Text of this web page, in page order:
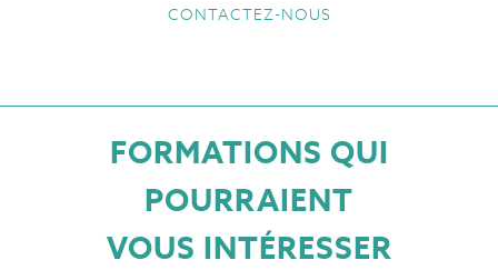
CONTACTEZ-NOUS
FORMATIONS QUI
POURRAIENT
VOUS INTÉRESSER